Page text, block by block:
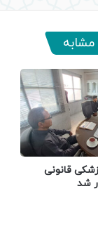
قانونی
شد